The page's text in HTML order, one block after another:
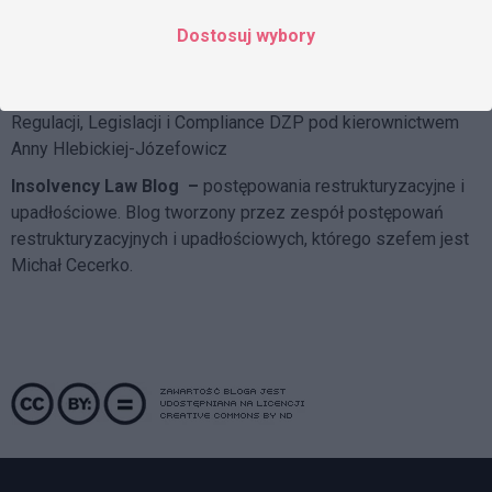
szefem jest Marcin Krakowiak
Regulacji, Legislacji i Compliance DZP pod kierownictwem
Anny Hlebickiej-Józefowicz
Insolvency Law Blog – postępowania restrukturyzacyjne i
upadłościowe. Blog tworzony przez zespół postępowań
restrukturyzacyjnych i upadłościowych, którego szefem jest
Michał Cecerko.
Dostosuj wybory